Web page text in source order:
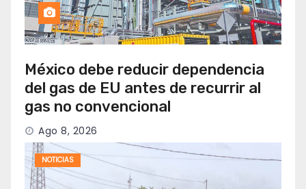
México debe reducir dependencia
del gas de EU antes de recurrir al
gas no convencional
Ago 8, 2026
NOTICIAS